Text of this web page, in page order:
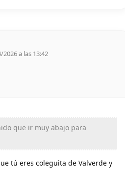
a las 13:42
que ir muy abajo para
tú eres coleguita de Valverde y